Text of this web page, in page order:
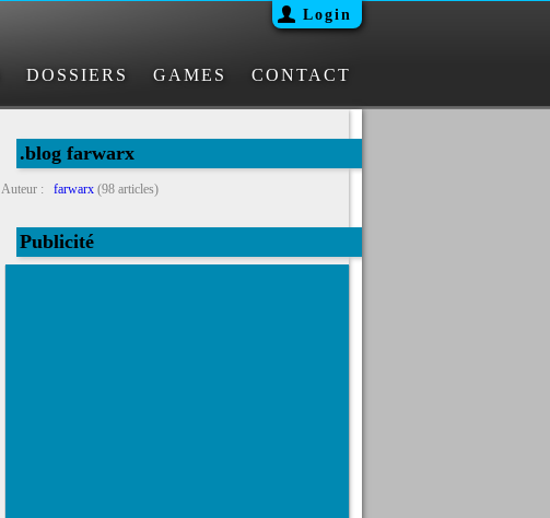
Login
DOSSIERS GAMES CONTACT
.blog farwarx
Auteur : farwarx (98 articles)
Publicité